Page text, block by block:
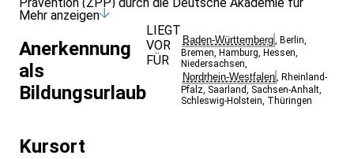
Waldbaden und Gesundheit, hinterlegte 8-Wochen-
Kurskonzept zu nutzen und den gesetzlichen
Krankenkassen anzubieten.1) (Konzept-ID: 20200415-
S13844; 20201222-V17330)
Mehr anzeigen
Anerkennung
als
Bildungsurlaub
LIEGT
VOR
FÜR
Baden-Württemberg Berlin
Bremen Hamburg Hessen
Niedersachsen
Nordrhein-Westfalen Rheinland-
Pfalz Saarland Sachsen-Anhalt
Schleswig-Holstein Thüringen
Kursort